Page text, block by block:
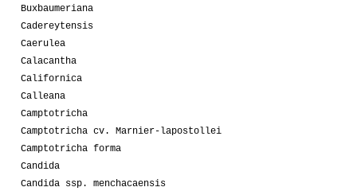
Buxbaumeriana
Cadereytensis
Caerulea
Calacantha
Californica
Calleana
Camptotricha
Camptotricha cv. Marnier-lapostollei
Camptotricha forma
Candida
Candida ssp. menchacaensis